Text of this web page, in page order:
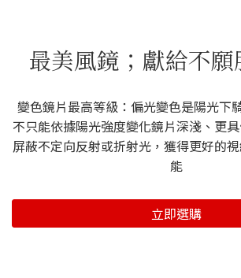
最美風鏡；獻給不
變色鏡片最高等級：偏光變色是陽光下
不只能依據陽光強度變化鏡片深淺、更
屏蔽不定向反射或折射光，獲得更好的
能
立即選購